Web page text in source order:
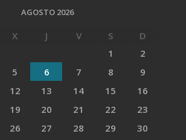
AGOSTO 2026
X J V S
D
1
2
5 6 7 8
9
12 13 14 15
16
19 20 21 22
23
26 27 28 29
30